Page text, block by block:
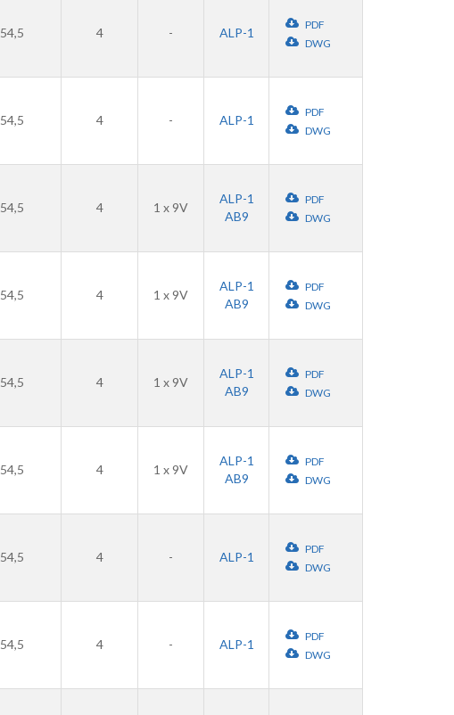
54,5 4 - ALP-1
PDF
DWG
54,5 4 - ALP-1
PDF
DWG
54,5 4 1 x 9V
ALP-1
AB9
PDF
DWG
54,5 4 1 x 9V
ALP-1
AB9
PDF
DWG
54,5 4 1 x 9V
ALP-1
AB9
PDF
DWG
54,5 4 1 x 9V
ALP-1
AB9
PDF
DWG
54,5 4 - ALP-1
PDF
DWG
54,5 4 - ALP-1
PDF
DWG